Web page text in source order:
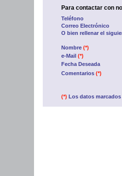
Para contactar con
Teléfono
Correo Electrónico
O bien rellenar el
Nombre (*)
e-Mail (*)
Fecha Deseada
Comentarios (*)
(*) Los datos